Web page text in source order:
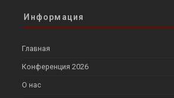
Информация
Главная
Конференция 2026
О нас